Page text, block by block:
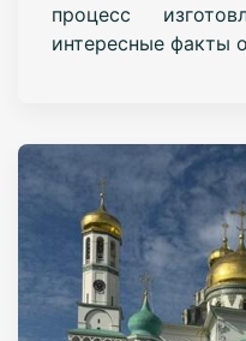
процесс
интересные факты